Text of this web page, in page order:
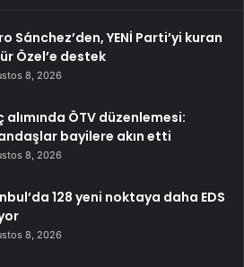
Sánchez’den, YENİ Parti’yi kuran
Özel’e destek
8, 2026
alımında ÖTV düzenlemesi:
bayilere akın etti
8, 2026
128 yeni noktaya daha EDS
8, 2026